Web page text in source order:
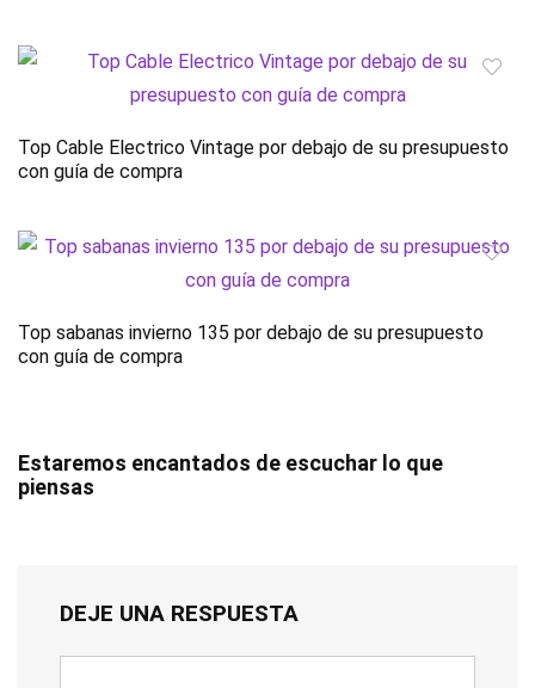
Top Cable Electrico Vintage por debajo de su presupuesto
con guía de compra
Top sabanas invierno 135 por debajo de su presupuesto
con guía de compra
Estaremos encantados de escuchar lo que
piensas
DEJE UNA RESPUESTA